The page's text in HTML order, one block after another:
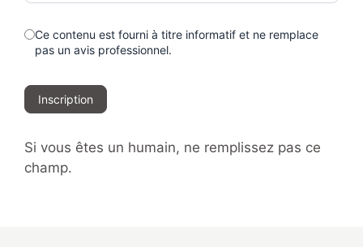
Ce contenu est fourni à titre informatif et ne remplace
pas un avis professionnel.
Inscription
Si vous êtes un humain, ne remplissez pas ce
champ.